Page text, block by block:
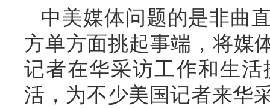
中美媒体问题的是非曲
方单方面挑起事端，将媒
记者在华采访工作和生
活，为不少美国记者来华